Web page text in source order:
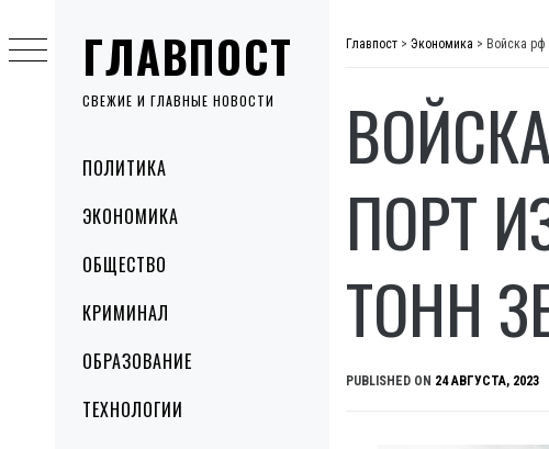
ГЛАВПОСТ
СВЕЖИЕ И ГЛАВНЫЕ НОВОСТИ
MenuПОЛИТИКА
ЭКОНОМИКА
ОБЩЕСТВО
КРИМИНАЛ
ОБРАЗОВАНИЕ
ТЕХНОЛОГИИ
to
content
Главпост > Экономика > Войска рф
ПОРТ
ТОНН
PUBLISHED ON 24 АВГУСТА, 2023